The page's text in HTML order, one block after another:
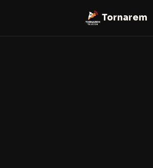
Tornarem